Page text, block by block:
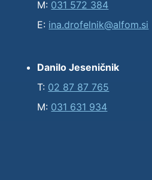
M: 031 572 384
E: ina.drofelnik@alfom.si
Danilo Jeseničnik
T: 02 87 87 765
M: 031 631 934